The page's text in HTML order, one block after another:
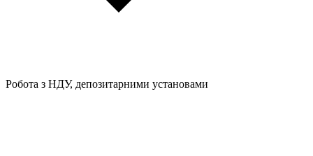
Робота з НДУ, депозитарними установами